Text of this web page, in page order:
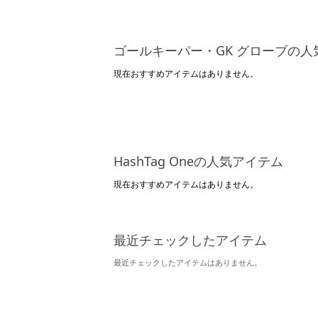
ゴールキーパー・GK グローブの人
現在おすすめアイテムはありません。
HashTag Oneの人気アイテム
現在おすすめアイテムはありません。
最近チェックしたアイテム
最近チェックしたアイテムはありません。